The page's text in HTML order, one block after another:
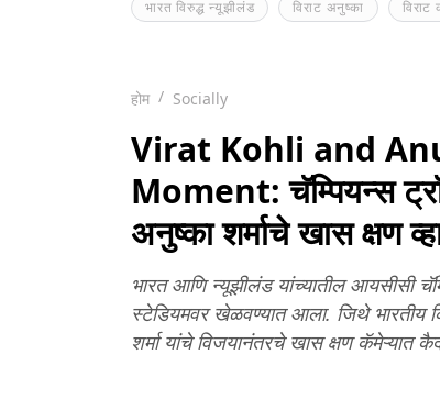
भारत विरुद्ध न्यूझीलंड विराट अनुष्का विराट
होम Socially
Virat Kohli and
Moment: चॅम्पियन्स
अनुष्का शर्माचे खास
भारत आणि न्यूझीलंड यांच्यातील आयसीसी
स्टेडियमवर खेळवण्यात आला. जिथे भारतीय
शर्मा यांचे विजयानंतरचे खास क्षण कॅमेऱ्यात